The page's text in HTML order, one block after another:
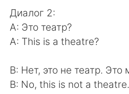
Диалог 2:
А: Это театр?
А: This is a theatre?
В: Нет, это не театр. Это
В: No, this is not a